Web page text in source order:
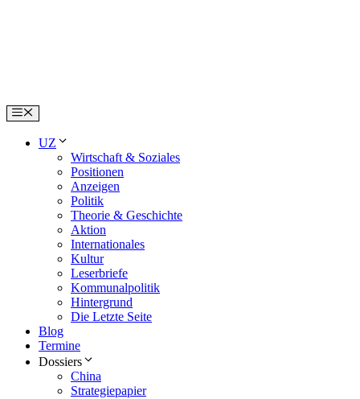
Menu
UZ
Wirtschaft & Soziales
Positionen
Anzeigen
Politik
Theorie & Geschichte
Aktion
Internationales
Kultur
Leserbriefe
Kommunalpolitik
Hintergrund
Die Letzte Seite
Blog
Termine
Dossiers
China
Strategiepapier